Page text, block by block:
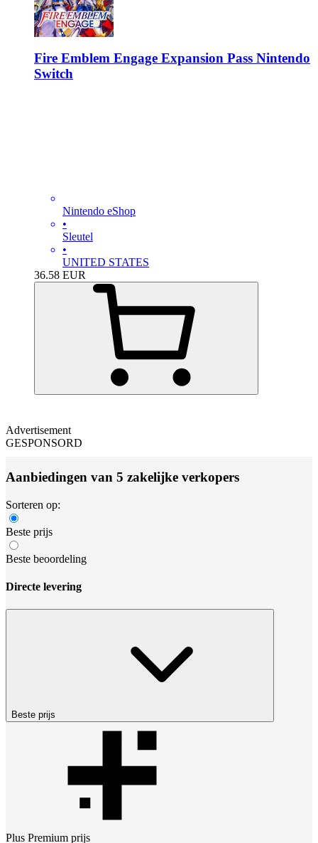
Fire Emblem Engage Expansion Pass Nintendo
Switch
Nintendo eShop
•
Sleutel
•
UNITED STATES
36.58 EUR
Advertisement
GESPONSORD
Aanbiedingen van 5 zakelijke verkopers
Sorteren op:
Beste prijs
Beste beoordeling
Directe levering
Beste prijs
Plus Premium prijs